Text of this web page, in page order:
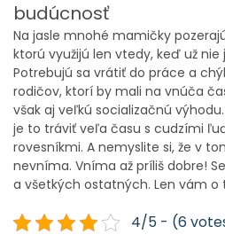
budúcnosť
Na jasle mnohé mamičky
ktorú využijú len vtedy, keď už nie
Potrebujú sa vrátiť do práce a
rodičov, ktorí by mali na vnúča
však aj veľkú socializačnú
je to tráviť veľa času s cudzími
rovesníkmi. A nemyslite si, že v
nevníma. Vníma až príliš dobre!
a všetkých ostatných. Len vám o
4/5 - (6